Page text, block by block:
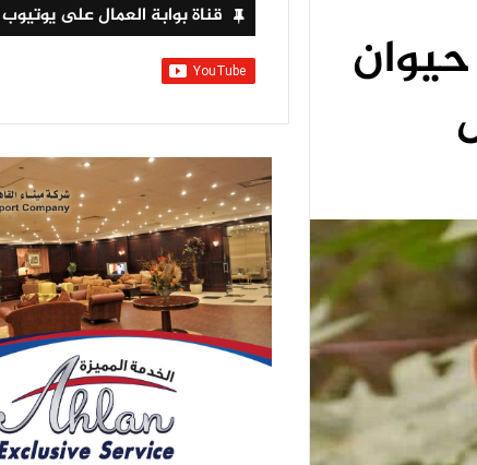
قناة بوابة العمال على يوتيوب